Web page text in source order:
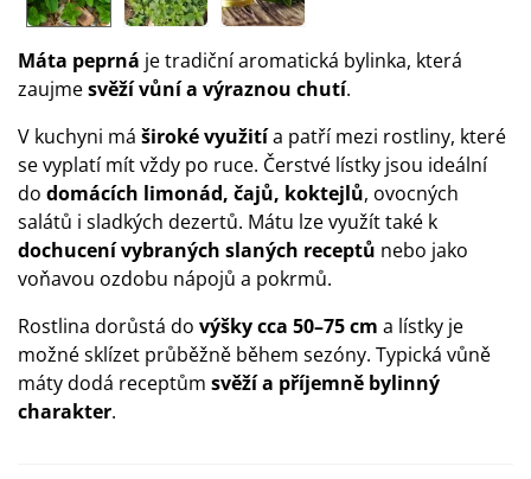
Máta peprná je tradiční aromatická bylinka, která
zaujmesvěží vůní a výraznou chutí.
V kuchyni má široké využitía patří mezi rostliny, které
se vyplatí mít vždy po ruce. Čerstvé lístky jsou ideální
do domácích limonád, čajů, koktejlů, ovocných
salátů i sladkých dezertů. Mátu lze využít také k
dochucení vybraných slaných receptů nebo jako
voňavou ozdobu nápojů a pokrmů.
Rostlina dorůstá do výšky cca 50–75 cm a lístky je
možné sklízet průběžně během sezóny. Typická vůně
máty dodá receptům svěží a příjemně bylinný
charakter.